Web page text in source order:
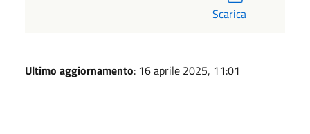
Scarica
Ultimo aggiornamento: 16 aprile 2025, 11:01